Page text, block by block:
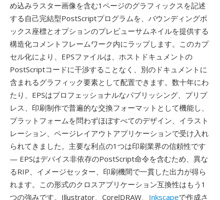
め込みラスター画像を含む1ページのグラフィックスを記述
する自己完結型PostScriptプログラムを、バウンディングボ
ックス座標とオプションのプレビューサムネイルを提供する
構造化コメントフレームワーク内にラップします。このカプ
セル化により、EPSファイルは、ホストドキュメントの
PostScriptコードに干渉することなく、別のドキュメントに
含まれるグラフィック要素として配置できます。数十年にわ
たり、EPSはプロフェッショナルなパブリッシング、プリプ
レス、印刷制作で普遍的な交換フォーマットとして機能し、
プラットフォームを問わずほぼすべてのデザイン、イラスト
レーション、ページレイアウトアプリケーションで受け入れ
られてきました。主要な利点の1つは印刷業界の信頼性です
— EPSはデバイス非依存のPostScript命令を含むため、異な
るRIP、イメージセッター、印刷機間で一貫した出力が得ら
れます。この形式のクロスアプリケーション互換性はもう1
つの強みです。Illustrator、CorelDRAW、 Inkscapeで作成さ